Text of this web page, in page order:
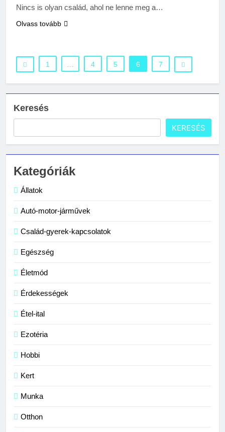
Nincs is olyan család, ahol ne lenne meg a…
Olvass tovább
1 4 5 6 7
Keresés
KERESÉS
Kategóriák
Állatok
Autó-motor-járművek
Család-gyerek-kapcsolatok
Egészség
Életmód
Érdekességek
Étel-ital
Ezotéria
Hobbi
Kert
Munka
Otthon